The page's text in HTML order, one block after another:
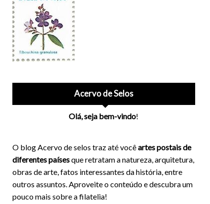
Acervo de Selos
Olá, seja bem-vindo!
O blog Acervo de selos traz até vocêartes postais de
diferentes paísesque retratam a natureza, arquitetura,
obras de arte, fatos interessantes da história, entre
outros assuntos. Aproveite o conteúdo e descubra um
pouco mais sobre a filatelia!